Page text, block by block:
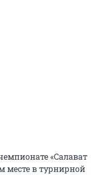
«Салават
месте в турнирной